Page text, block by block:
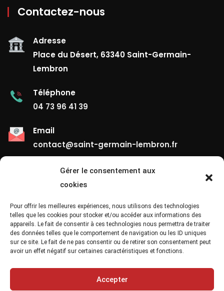
Gérer le consentement aux
cookies
Pour offrir les meilleures expériences, nous utilisons des technologies
telles que les cookies pour stocker et/ou accéder aux informations des
appareils. Le fait de consentir à ces technologies nous permettra de traiter
des données telles que le comportement de navigation ou les ID uniques
sur ce site. Le fait de ne pas consentir ou de retirer son consentement peut
avoir un effet négatif sur certaines caractéristiques et fonctions.
Accepter
Contactez-nous
Adresse
Place du Désert, 63340 Saint-Germain-
Lembron
Téléphone
04 73 96 41 39
Email
contact@saint-germain-lembron.fr
Liens Utiles
Contact
Mentions Légales
Confidentialité
Site Map